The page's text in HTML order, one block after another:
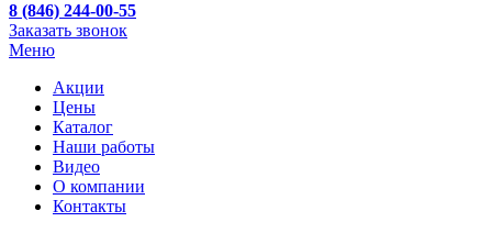
8 (846) 244-00-55
Заказать звонок
Меню
Акции
Цены
Каталог
Наши работы
Видео
О компании
Контакты